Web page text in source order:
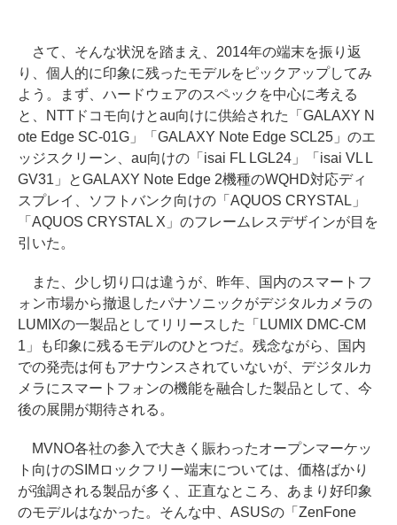
さて、そんな状況を踏まえ、2014年の端末を振り返
り、個人的に印象に残ったモデルをピックアップしてみ
よう。まず、ハードウェアのスペックを中心に考える
と、NTTドコモ向けとau向けに供給された「GALAXY N
ote Edge SC-01G」「GALAXY Note Edge SCL25」のエ
ッジスクリーン、au向けの「isai FL LGL24」「isai VL L
GV31」とGALAXY Note Edge 2機種のWQHD対応ディ
スプレイ、ソフトバンク向けの「AQUOS CRYSTAL」
「AQUOS CRYSTAL X」のフレームレスデザインが目を
引いた。
また、少し切り口は違うが、昨年、国内のスマートフ
ォン市場から撤退したパナソニックがデジタルカメラの
LUMIXの一製品としてリリースした「LUMIX DMC-CM
1」も印象に残るモデルのひとつだ。残念ながら、国内
での発売は何もアナウンスされていないが、デジタルカ
メラにスマートフォンの機能を融合した製品として、今
後の展開が期待される。
MVNO各社の参入で大きく賑わったオープンマーケッ
ト向けのSIMロックフリー端末については、価格ばかり
が強調される製品が多く、正直なところ、あまり好印象
のモデルはなかった。そんな中、ASUSの「ZenFone